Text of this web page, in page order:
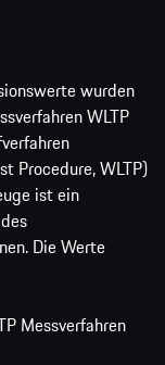
wurden
WLTP
Procedure, WLTP)
ist ein
Die Werte
Messverfahren